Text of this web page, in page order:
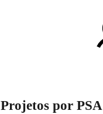
Projetos por PSA